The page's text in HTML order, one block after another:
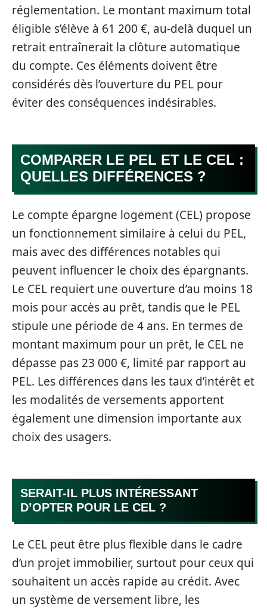
réglementation. Le montant maximum total
éligible s’élève à 61 200 €, au-delà duquel un
retrait entraînerait la clôture automatique
du compte. Ces éléments doivent être
considérés dès l’ouverture du PEL pour
éviter des conséquences indésirables.
COMPARER LE PEL ET LE CEL :
QUELLES DIFFÉRENCES ?
Le compte épargne logement (CEL) propose
un fonctionnement similaire à celui du PEL,
mais avec des différences notables qui
peuvent influencer le choix des épargnants.
Le CEL requiert une ouverture d’au moins 18
mois pour accès au prêt, tandis que le PEL
stipule une période de 4 ans. En termes de
montant maximum pour un prêt, le CEL ne
dépasse pas 23 000 €, limité par rapport au
PEL. Les différences dans les taux d’intérêt et
les modalités de versements apportent
également une dimension importante aux
choix des usagers.
SERAIT-IL PLUS INTÉRESSANT
D’OPTER POUR LE CEL ?
Le CEL peut être plus flexible dans le cadre
d’un projet immobilier, surtout pour ceux qui
souhaitent un accès rapide au crédit. Avec
un système de versement libre, les